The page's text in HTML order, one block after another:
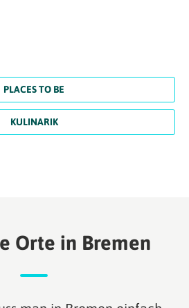
PLACES TO BE
KULINARIK
Orte in Bremen